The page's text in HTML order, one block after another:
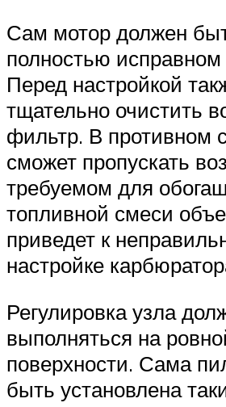
Сам мотор должен
полностью исправном
Перед настройкой
тщательно очистить
фильтр. В противном
сможет пропускать
требуемом для
топливной смеси
приведет к
настройке
Регулировка узла
выполняться на
поверхности. Сама
быть установлена